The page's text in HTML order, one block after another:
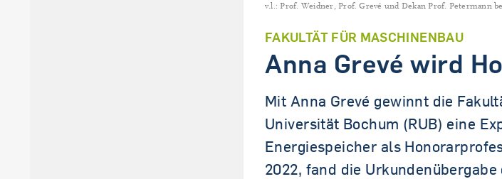
v.l.: Prof. Weidner, Prof. Grevé und Dekan Prof. Petermann
FAKULTÄT FÜR MASCHINENBAU
Anna Grevé wird
Mit Anna Grevé gewinnt die
Universität Bochum (RUB) eine
Energiespeicher als
2022, fand die